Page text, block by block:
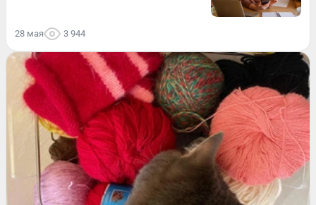
28 мая 3 944